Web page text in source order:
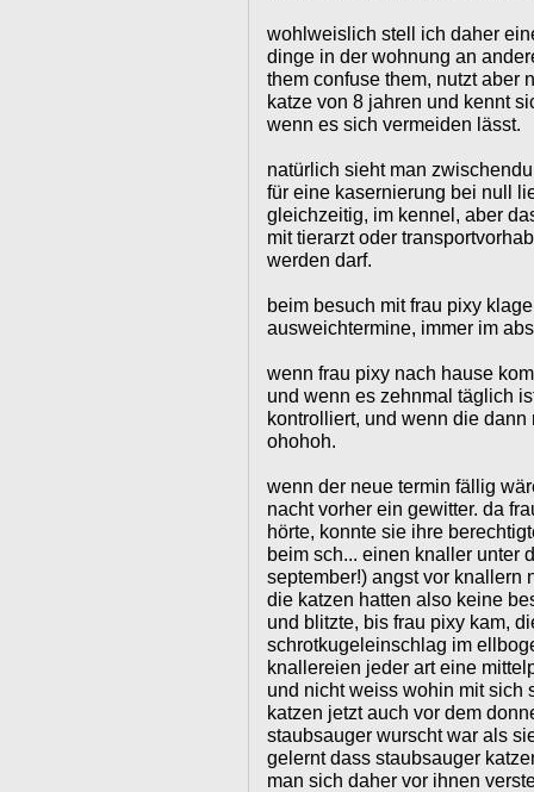
wohlweislich stell ich daher
dinge in der wohnung an
them confuse them, nutzt aber
katze von 8 jahren und kennt
wenn es sich vermeiden lässt.
natürlich sieht man
für eine kasernierung bei null
gleichzeitig, im kennel, aber
mit tierarzt oder
werden darf.
beim besuch mit frau pixy
ausweichtermine, immer im
wenn frau pixy nach hause
und wenn es zehnmal täglich
kontrolliert, und wenn die
ohohoh.
wenn der neue termin fällig
nacht vorher ein gewitter. da
hörte, konnte sie ihre
beim sch... einen knaller unter
september!) angst vor knallern
die katzen hatten also keine
und blitzte, bis frau pixy kam,
schrotkugeleinschlag im
knallereien jeder art eine
und nicht weiss wohin mit sich
katzen jetzt auch vor dem
staubsauger wurscht war als
gelernt dass staubsauger
man sich daher vor ihnen